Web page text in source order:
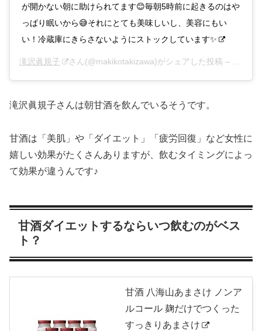
が開かない朝に助けられてます😊毎朝5時前に起きるのはや
っぱり眠いから😅それにとても美味しいし、美容にもい
い！冷蔵庫にきらさないようにストックしています✨
滝沢眞規子 さん(@makikotakizawa)がシェアした投稿 – 2017年
滝沢眞規子さんは朝甘酒を飲んでいるそうです。
甘酒は「美肌」や「ダイエット」「疲労回復」など女性に
嬉しい効果がたくさんありますが、飲むタイミングによっ
て効果が違うんです♪
甘酒ダイエットするならいつ飲むのがベス
ト？
甘酒 八海山あまさけ ノンア
ルコール 麹だけでつくった
すっきりあまさけ